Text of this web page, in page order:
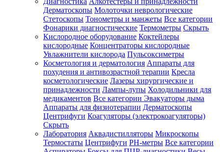
Дерматоскопы Молоточки неврологические
Стетоскопы Тонометры и манжеты Все категории
Фонарики диагностические Термометры Скрыть
Кислородное оборудование Коктейлеры
кислородные Концентраторы кислородные
Увлажнители кислорода Пульсоксиметры
Косметология и дерматология Аппараты для
похудения и антивозрастной терапии Кресла
косметологические Лазеры хирургические и
принадлежности Лампы-лупы Холодильники для
медикаментов Все категории Эвакуаторы дыма
Аппараты для физиотерапии Дерматоскопы
Центрифуги Коагуляторы (электрокоагуляторы)
Скрыть
Лаборатория Аквадистилляторы Микроскопы
Термостаты Центрифуги PH-метры Все категории